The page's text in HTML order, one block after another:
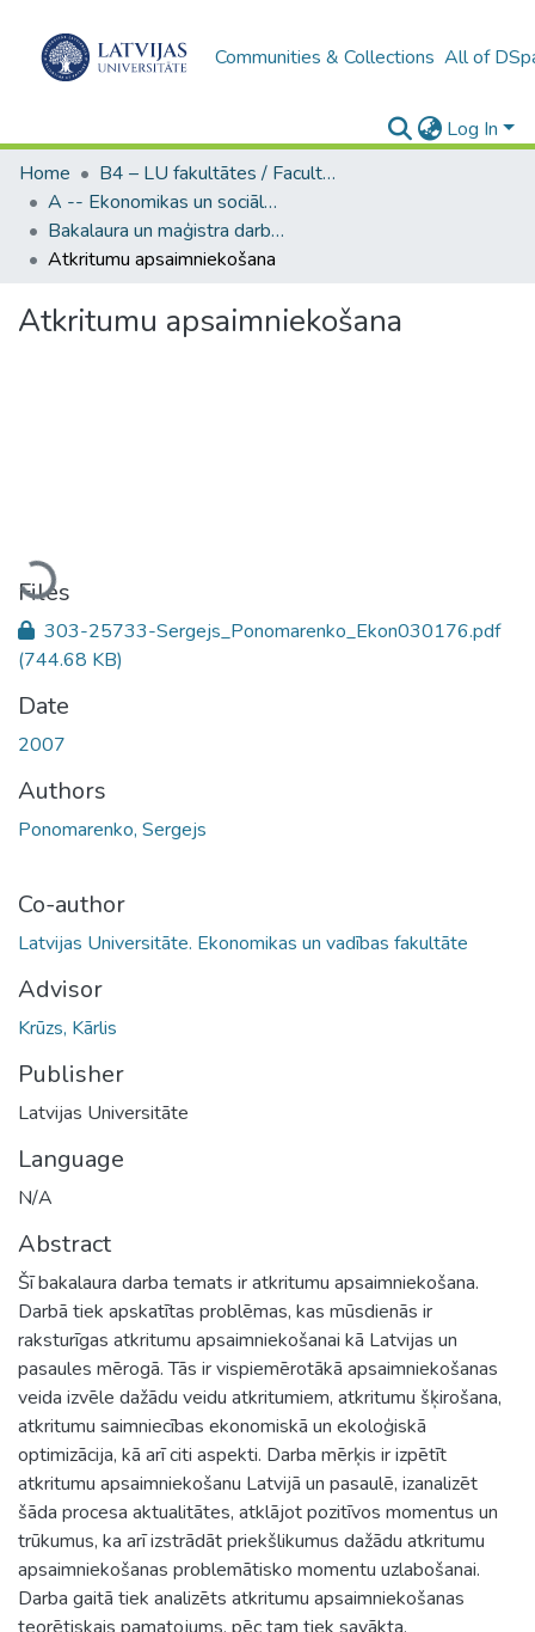
Communities & Collections All of
Log In
Home
B4 – LU fakultātes / Faculties of the UL
A -- Ekonomikas un sociālo zinātņu fakultāte / Faculty of Economics and Social Sciences
Bakalaura un maģistra darbi (ESZF) / Bachelor's and Master's theses
Atkritumu apsaimniekošana
Atkritumu apsaimniekošana
Loading...
Files
303-25733-Sergejs_Ponomarenko_Ekon030176.pdf
(744.68 KB)
Date
2007
Authors
Ponomarenko, Sergejs
Co-author
Latvijas Universitāte. Ekonomikas un vadības fakultāte
Advisor
Krūzs, Kārlis
Publisher
Latvijas Universitāte
Language
N/A
Abstract
Šī bakalaura darba temats ir atkritumu apsaimniekošana.
Darbā tiek apskatītas problēmas, kas mūsdienās ir
raksturīgas atkritumu apsaimniekošanai kā Latvijas un
pasaules mērogā. Tās ir vispiemērotākā apsaimniekošanas
veida izvēle dažādu veidu atkritumiem, atkritumu šķirošana,
atkritumu saimniecības ekonomiskā un ekoloģiskā
optimizācija, kā arī citi aspekti. Darba mērķis ir izpētīt
atkritumu apsaimniekošanu Latvijā un pasaulē, izanalizēt
šāda procesa aktualitātes, atklājot pozitīvos momentus un
trūkumus, ka arī izstrādāt priekšlikumus dažādu atkritumu
apsaimniekošanas problemātisko momentu uzlabošanai.
Darba gaitā tiek analizēts atkritumu apsaimniekošanas